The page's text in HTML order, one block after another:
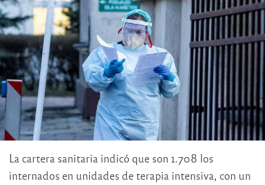
La cartera sanitaria indicó que son 1.708 los
internados en unidades de terapia intensiva, con un